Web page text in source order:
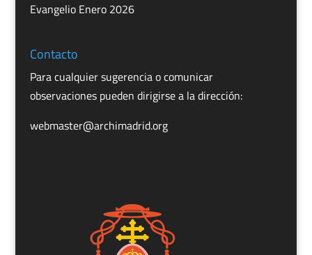
Evangelio Enero 2026
Contacto
Para cualquier sugerencia o comunicar
observaciones pueden dirigirse a la dirección:
webmaster@archimadrid.org